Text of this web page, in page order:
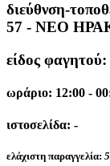
διεύθνση-
57 - ΝΕΟ
είδος
ωράριο: 12:00 -
ιστοσελίδα: -
ελάχιστη παραγγελία: